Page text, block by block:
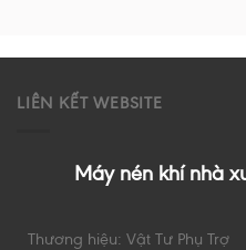
LIÊN KẾT WEBSITE
Máy nén khí nhà
Thương hiệu: Vật Tư Phụ Trợ